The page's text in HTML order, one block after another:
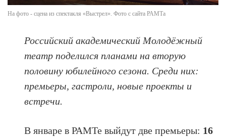
На фото - сцена из спектакля «Выстрел». Фото с сайта РАМТа
Российский академический Молодёжный
театр поделился планами на вторую
половину юбилейного сезона. Среди них:
премьеры, гастроли, новые проекты и
встречи.
В январе в РАМТе выйдут две премьеры: 16